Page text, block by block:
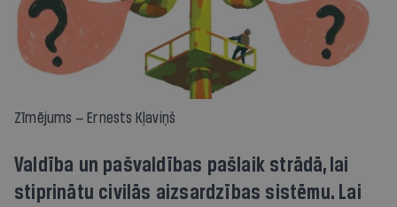
Zīmējums — Ernests Kļaviņš
Valdība un pašvaldības pašlaik strādā, lai
stiprinātu civilās aizsardzības sistēmu. Lai